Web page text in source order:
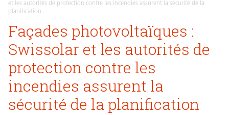
et les autorités de protection contre les incendies assurent la sécurité de la
planification
Façades photovoltaïques :
Swissolar et les autorités de
protection contre les
incendies assurent la
sécurité de la planification